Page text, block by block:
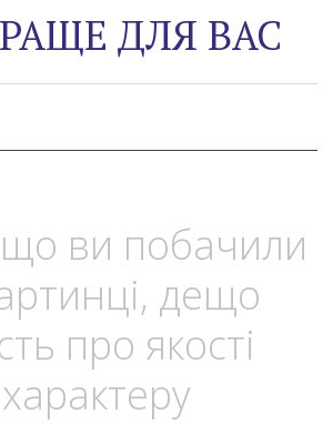
ДЛЯ ВАС
ви побачили
дещо
про якості